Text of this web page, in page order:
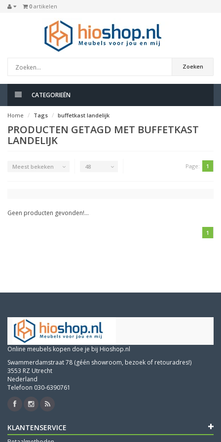
0 artikelen
Zoeken
CATEGORIEËN
Home Tags buffetkast landelijk
PRODUCTEN GETAGD MET BUFFETKAST
LANDELIJK
Meest bekeken 48 Page: 1
Geen producten gevonden!...
1
Online meubels kopen doe je bij Hioshop.nl
Swammerdamstraat 78 (géén showroom, bezoek of retouradres!)
3553 RZ Utrecht
Nederland
Telefoon 030-6390761
KLANTENSERVICE